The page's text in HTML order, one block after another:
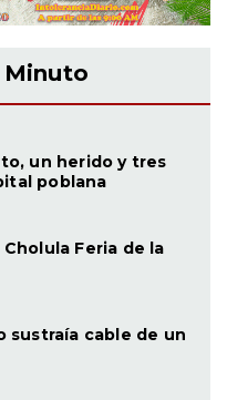
un herido y tres
poblana
Feria de la
sustraía cable de un